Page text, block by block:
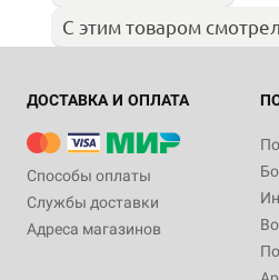
С этим товаром
ДОСТАВКА И ОПЛАТА
Способы оплаты
Службы доставки
Адреса магазинов